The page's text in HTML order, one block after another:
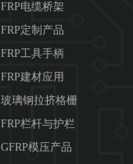
FRP电缆桥架
FRP定制产品
FRP工具手柄
FRP建材应用
玻璃钢拉挤格栅
FRP栏杆与护栏
GFRP模压产品